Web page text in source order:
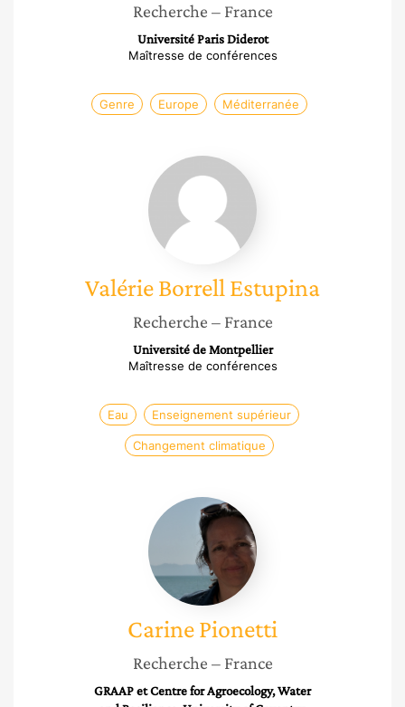
Recherche – France
Université Paris Diderot
Maîtresse de conférences
Genre Europe Méditerranée
Valérie
Borrell
Estupina
ValérieBorrell Estupina
Recherche – France
Université de Montpellier
Maîtresse de conférences
Eau Enseignement supérieur
Changement climatique
Carine
Pionetti
CarinePionetti
Recherche – France
GRAAP et Centre for Agroecology, Water